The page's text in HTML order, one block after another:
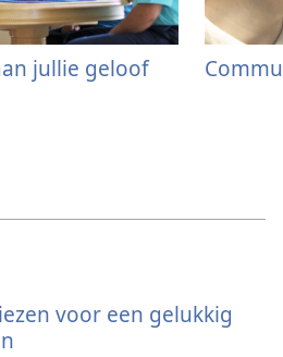
jullie geloof
voor een gelukkig